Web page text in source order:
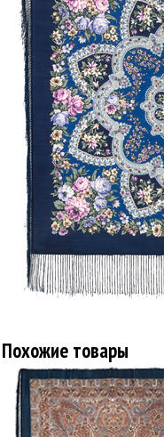
Похожие товары